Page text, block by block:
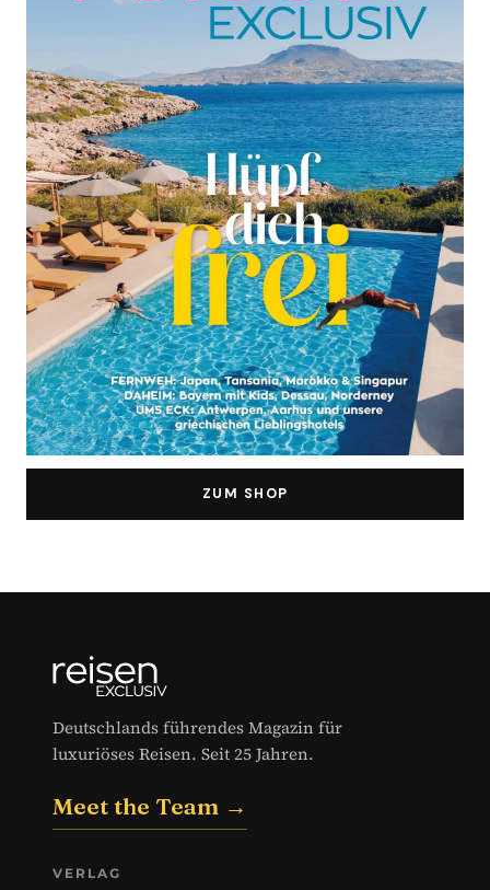
ZUM SHOP
Deutschlands führendes Magazin für
luxuriöses Reisen. Seit 25 Jahren.
Meet the Team →
VERLAG